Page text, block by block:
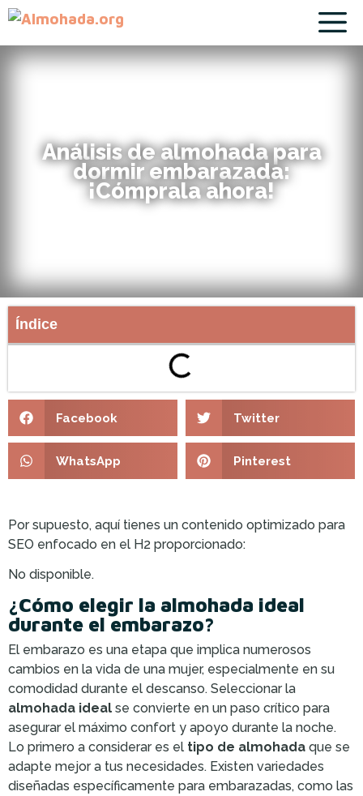
Análisis de almohada para
dormir embarazada:
¡Cómprala ahora!
Índice
Facebook Twitter
WhatsApp Pinterest
Por supuesto, aquí tienes un contenido optimizado para
SEO enfocado en el H2 proporcionado:
No disponible.
¿Cómo elegir la almohada ideal
durante el embarazo?
El embarazo es una etapa que implica numerosos
cambios en la vida de una mujer, especialmente en su
comodidad durante el descanso. Seleccionar la
almohada ideal se convierte en un paso crítico para
asegurar el máximo confort y apoyo durante la noche.
Lo primero a considerar es el tipo de almohada que se
adapte mejor a tus necesidades. Existen variedades
diseñadas específicamente para embarazadas, como las